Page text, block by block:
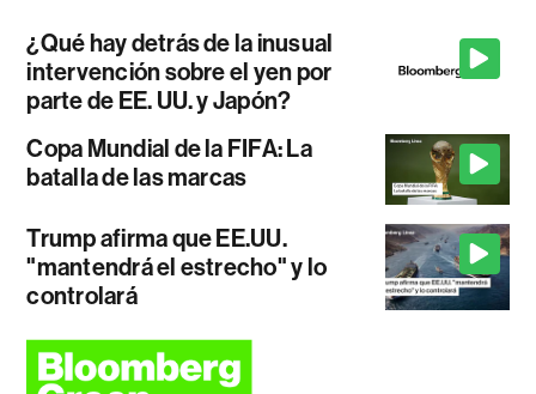
¿Qué hay detrás de la inusual
intervención sobre el yen por
parte de EE. UU. y Japón?
Copa Mundial de la FIFA: La
batalla de las marcas
Trump afirma que EE.UU.
"mantendrá el estrecho" y lo
controlará